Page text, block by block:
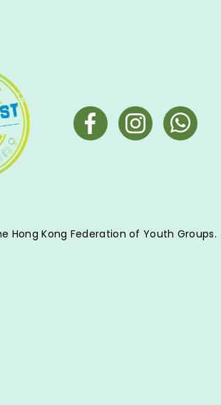
碼等。 投訴人：投訴人姓名、
、投訴內容、調查過程及結
下有責任提供申請表格上列為
資料，或啟動相關流程必須
，否則青協有可能無法提供
服務。 使用資料 活動參加者
其他配合本會宗旨及使命的
Hong Kong Federation of Youth Groups.